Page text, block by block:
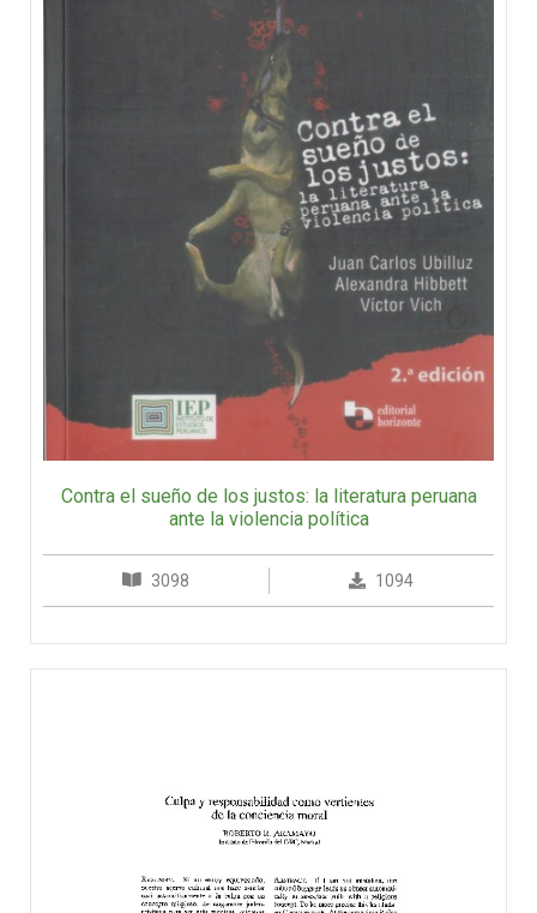
Contra el sueño de los justos: la literatura peruana
ante la violencia política
3098 1094